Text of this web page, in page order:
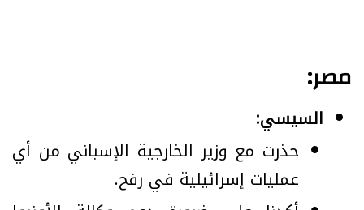
مصر:
السيسي:
حذرت مع وزير الخارجية الإسباني من أي
عمليات إسرائيلية في رفح.